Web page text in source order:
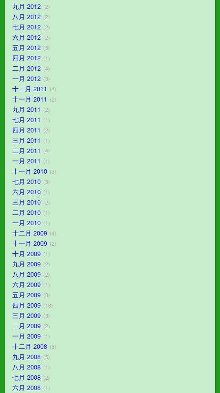
九月 2012 2
八月 2012 2
七月 2012 2
六月 2012 2
五月 2012 5
四月 2012 1
二月 2012 4
一月 2012 3
十二月 2011 4
十一月 2011 2
九月 2011 2
七月 2011 1
四月 2011 2
三月 2011 1
二月 2011 4
一月 2011 1
十一月 2010 3
七月 2010 3
六月 2010 1
三月 2010 2
二月 2010 1
一月 2010 1
十二月 2009 4
十一月 2009 2
十月 2009 1
九月 2009 2
八月 2009 2
六月 2009 1
五月 2009 3
四月 2009 18
三月 2009 3
二月 2009 2
一月 2009 1
十二月 2008 3
九月 2008 5
八月 2008 1
七月 2008 2
六月 2008 1